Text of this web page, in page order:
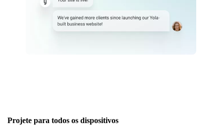
Projete para todos os dispositivos